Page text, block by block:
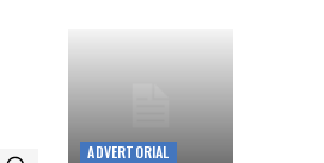
ADVERTORIAL